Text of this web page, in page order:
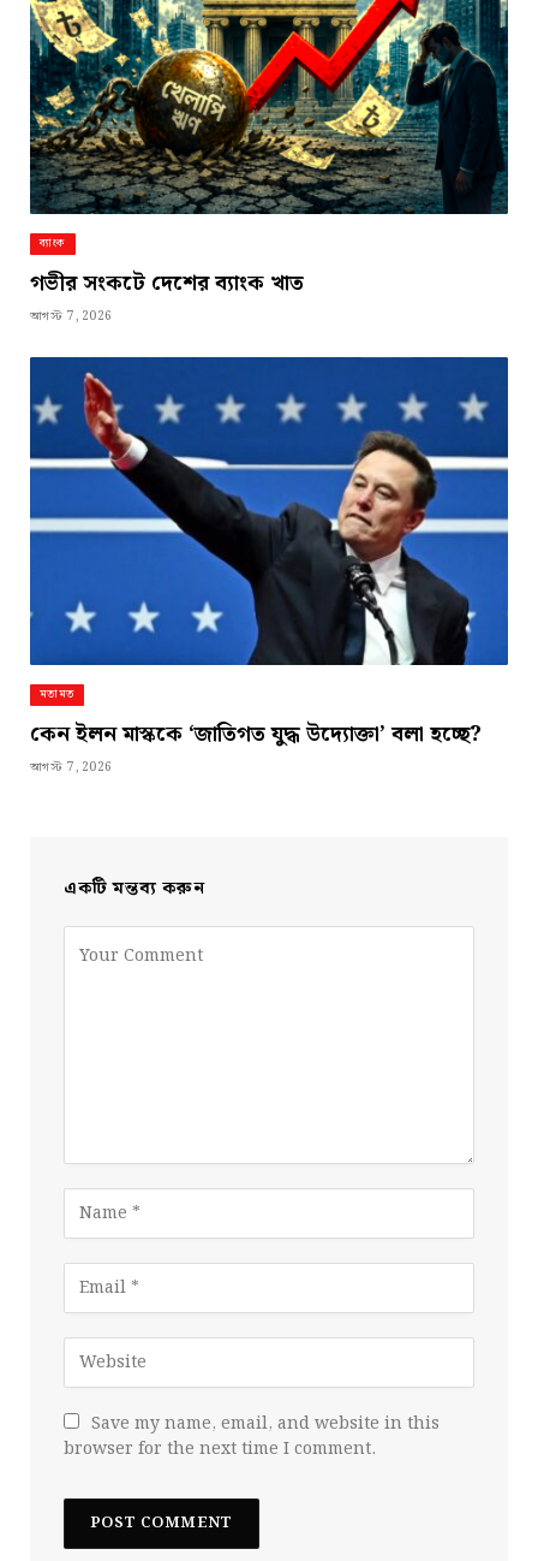
ব্যাংক
গভীর সংকটে দেশের ব্যাংক খাত
আগস্ট 7, 2026
মতামত
কেন ইলন মাস্ককে ‘জাতিগত যুদ্ধ উদ্যোক্তা’ বলা হচ্ছে?
আগস্ট 7, 2026
একটি মন্তব্য করুন
Save my name, email, and website in this
browser for the next time I comment.